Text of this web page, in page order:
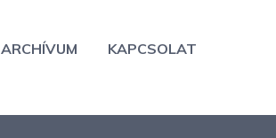
ARCHÍVUM KAPCSOLAT